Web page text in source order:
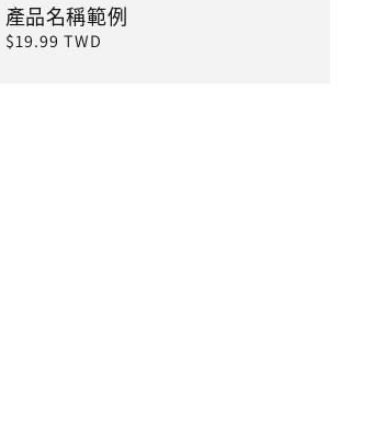
產品名稱範例
定
$19.99 TWD